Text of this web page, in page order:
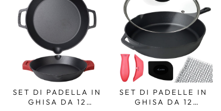
SET DI PADELLA IN
GHISA DA 12
SET DI PADELLE IN
GHISA DA 12